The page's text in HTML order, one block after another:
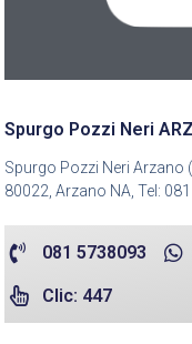
Spurgo Pozzi Neri
Spurgo Pozzi Neri Arzano
80022, Arzano NA, Tel:
081 5738093
Clic: 447